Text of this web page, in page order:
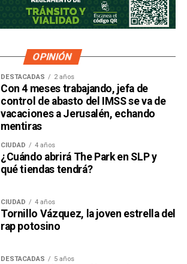
OPINIÓN
DESTACADAS 2 años
Con 4 meses trabajando, jefa de
control de abasto del IMSS se va de
vacaciones a Jerusalén, echando
mentiras
CIUDAD 4 años
¿Cuándo abrirá The Park en SLP y
qué tiendas tendrá?
CIUDAD 4 años
Tornillo Vázquez, la joven estrella del
rap potosino
DESTACADAS 5 años